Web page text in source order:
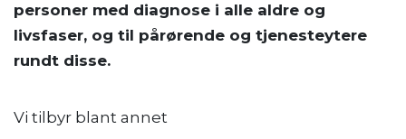
personer med diagnose i alle aldre og
livsfaser, og til pårørende og tjenesteytere
rundt disse.
Vi tilbyr blant annet